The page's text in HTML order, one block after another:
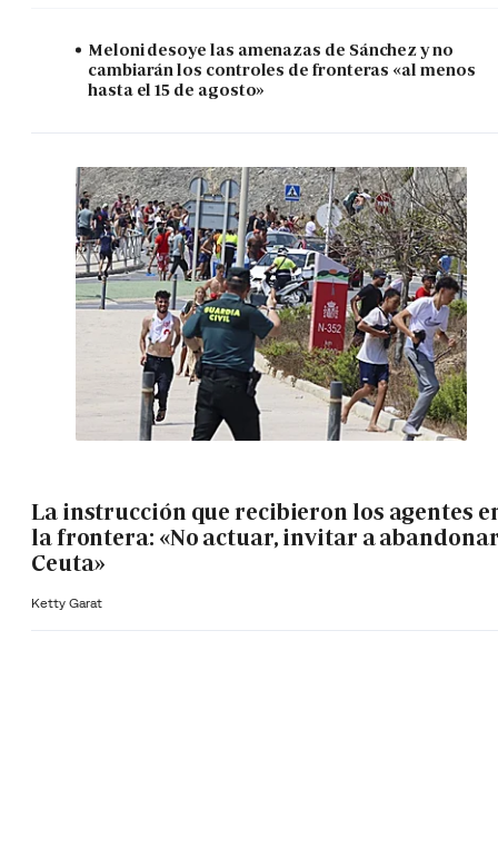
Meloni desoye las amenazas de Sánchez y no
cambiarán los controles de fronteras «al menos
hasta el 15 de agosto»
La instrucción que recibieron los agentes
la frontera: «No actuar, invitar a
Ceuta»
Ketty Garat